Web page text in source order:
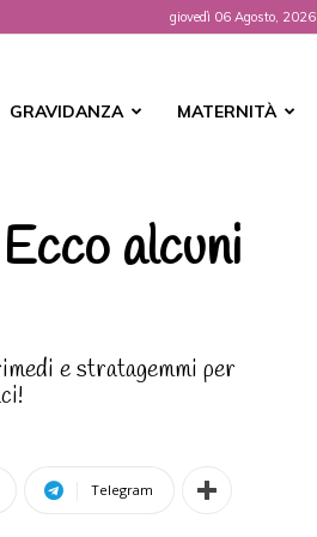
giovedì 06 Agosto, 2026
GRAVIDANZA MATERNITÀ
alcuni
e stratagemmi per
Telegram